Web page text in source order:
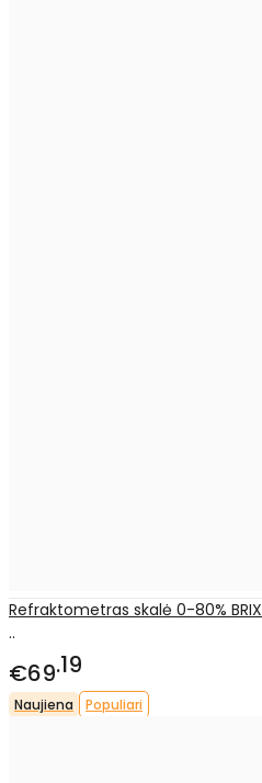
Refraktometras skalė 0-80% BRIX
..
€69 19
Naujiena Populiari